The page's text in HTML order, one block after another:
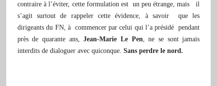
contraire à l’éviter, cette formulation est un peu étrange, mais il
s’agit surtout de rappeler cette évidence, à savoir que les
dirigeants du FN, à commencer par celui qui l’a présidé pendant
près de quarante ans,Jean-Marie Le Pen, ne se sont jamais
interdits de dialoguer avec quiconque. Sans perdre le nord.